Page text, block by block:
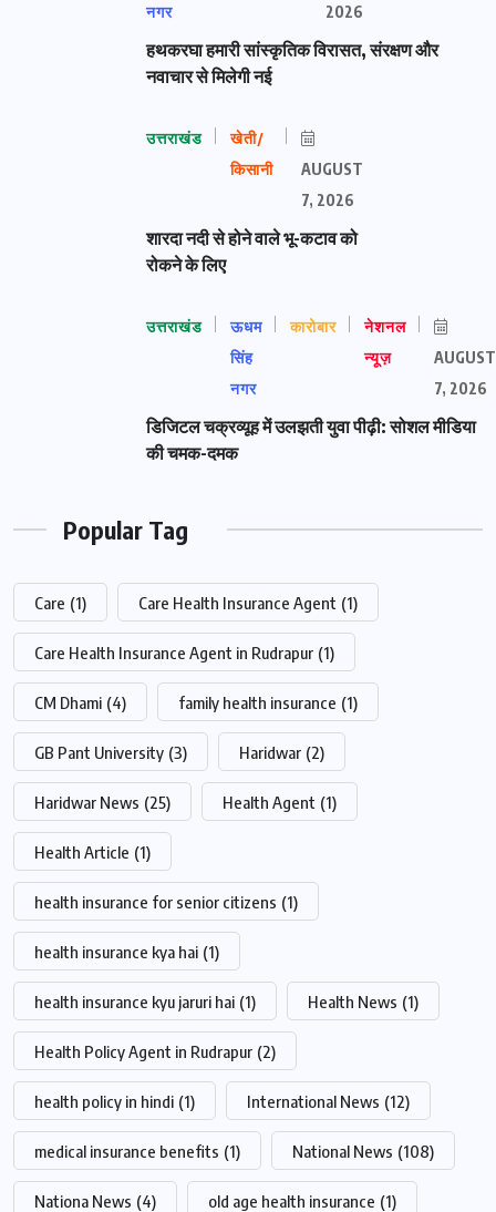
नगर 2026
हथकरघा हमारी सांस्कृतिक विरासत, संरक्षण और
नवाचार से मिलेगी नई
उत्तराखंड
खेती/
किसानी
AUGUST
7, 2026
शारदा नदी से होने वाले भू-कटाव को
रोकने के लिए
उत्तराखंड
ऊधम
सिंह
नगर
कारोबार
नेशनल
न्यूज़
AUGUST
7, 2026
डिजिटल चक्रव्यूह में उलझती युवा पीढ़ी: सोशल मीडिया
की चमक-दमक
Popular Tag
Care (1) Care Health Insurance Agent (1)
Care Health Insurance Agent in Rudrapur (1)
CM Dhami (4) family health insurance (1)
GB Pant University (3) Haridwar (2)
Haridwar News (25) Health Agent (1)
Health Article (1)
health insurance for senior citizens (1)
health insurance kya hai (1)
health insurance kyu jaruri hai (1) Health News (1)
Health Policy Agent in Rudrapur (2)
health policy in hindi (1) International News (12)
medical insurance benefits (1) National News (108)
Nationa News (4) old age health insurance (1)